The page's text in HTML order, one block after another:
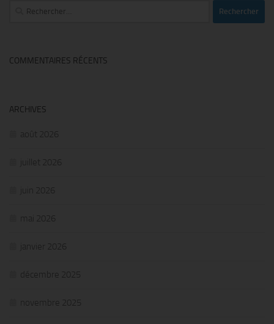
Rechercher :
COMMENTAIRES RÉCENTS
ARCHIVES
août 2026
juillet 2026
juin 2026
mai 2026
janvier 2026
décembre 2025
novembre 2025